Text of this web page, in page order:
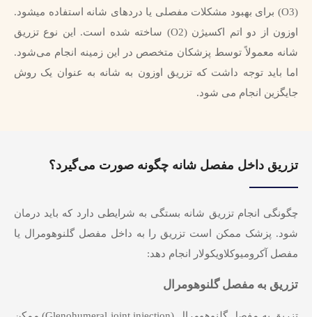
(O3) برای بهبود مشکلات مفصلی یا دردهای شانه استفاده میشود.
اوزون از دو اتم اکسیژن (O2) ساخته شده است. این نوع تزریق
شانه معمولاً توسط پزشکان متخصص در این زمینه انجام می‌شود.
اما باید توجه داشت که تزریق اوزون به شانه به عنوان یک روش
جایگزین انجام می شود.
تزریق داخل مفصل شانه چگونه صورت می‌گیرد؟
چگونگی انجام تزریق شانه بستگی به شرایطی دارد که باید درمان
شود. پزشک ممکن است تزریق را به داخل مفصل گلنوهومرال یا
مفصل آکرومیوکلاویکولار انجام دهد:
تزریق به مفصل گلنوهومرال